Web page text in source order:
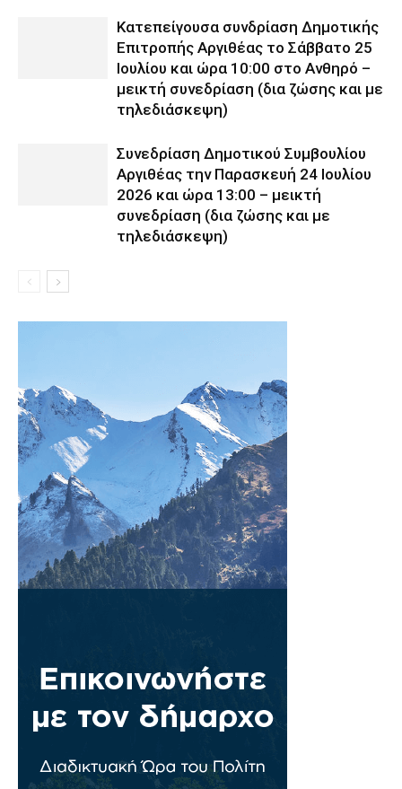
Κατεπείγουσα συνδρίαση Δημοτικής
Επιτροπής Αργιθέας το Σάββατο 25
Ιουλίου και ώρα 10:00 στο Ανθηρό –
μεικτή συνεδρίαση (δια ζώσης και με
τηλεδιάσκεψη)
Συνεδρίαση Δημοτικού Συμβουλίου
Αργιθέας την Παρασκευή 24 Ιουλίου
2026 και ώρα 13:00 – μεικτή
συνεδρίαση (δια ζώσης και με
τηλεδιάσκεψη)